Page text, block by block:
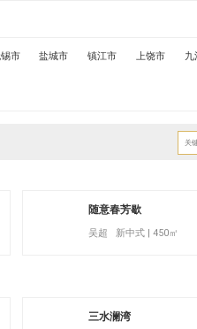
市 盐城市 镇江市 上饶市 九
随意春芳歇
吴超 新中式 | 450㎡
三水澜湾